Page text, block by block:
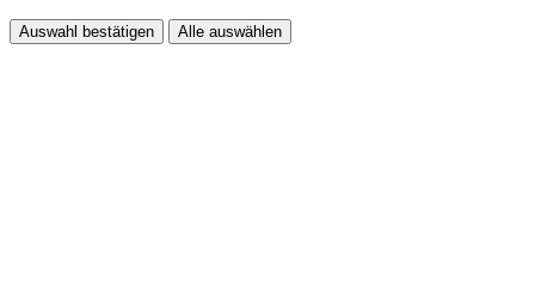
Auswahl bestätigen Alle auswählen